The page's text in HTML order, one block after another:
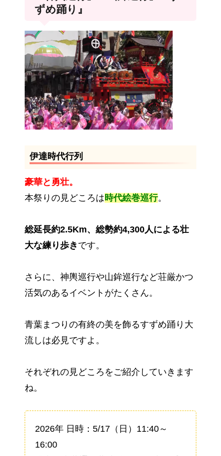
ずめ踊り』
伊達時代行列
豪華と勇壮。
本祭りの見どころは時代絵巻巡行。
総延長約2.5Km、総勢約4,300人による壮
大な練り歩き です。
さらに、神輿巡行や山鉾巡行など荘厳かつ
活気のあるイベントがたくさん。
青葉まつりの有終の美を飾るすずめ踊り大
流しは必見ですよ。
それぞれの見どころをご紹介していきます
ね。
2026年 日時：5/17（日）11:40～
16:00